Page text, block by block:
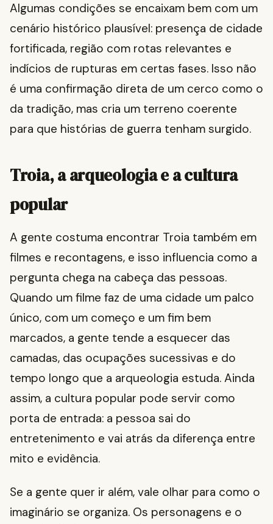
Algumas condições se encaixam bem com um
cenário histórico plausível: presença de cidade
fortificada, região com rotas relevantes e
indícios de rupturas em certas fases. Isso não
é uma confirmação direta de um cerco como o
da tradição, mas cria um terreno coerente
para que histórias de guerra tenham surgido.
Troia, a arqueologia e a cultura
popular
A gente costuma encontrar Troia também em
filmes e recontagens, e isso influencia como a
pergunta chega na cabeça das pessoas.
Quando um filme faz de uma cidade um palco
único, com um começo e um fim bem
marcados, a gente tende a esquecer das
camadas, das ocupações sucessivas e do
tempo longo que a arqueologia estuda. Ainda
assim, a cultura popular pode servir como
porta de entrada: a pessoa sai do
entretenimento e vai atrás da diferença entre
mito e evidência.
Se a gente quer ir além, vale olhar para como o
imaginário se organiza. Os personagens e o